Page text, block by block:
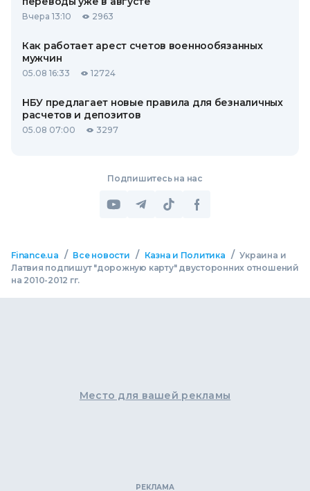
Вчера 13:10 2963
Как работает арест счетов военнообязанных
мужчин
05.08 16:33 12724
НБУ предлагает новые правила для безналичных
расчетов и депозитов
05.08 07:00 3297
Подпишитесь на нас
Finance.ua / Все новости / Казна и Политика / Украина и
Латвия подпишут "дорожную карту" двусторонних отношений
на 2010-2012 гг.
Место для вашей рекламы